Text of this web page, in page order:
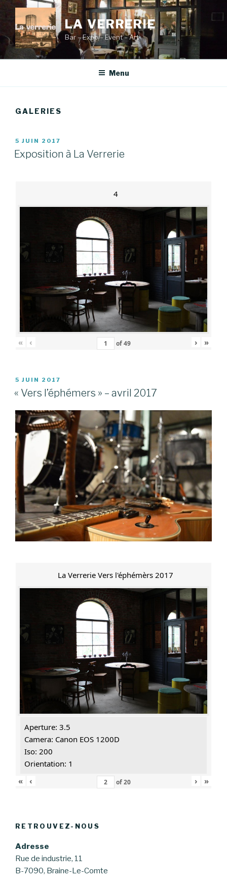
contenu
principal
LA VERRERIE
Bar – Expo – Event – Art
Menu
GALERIES
PUBLIÉ
LE
5 JUIN 2017
Exposition à La Verrerie
4
« ‹ of49 › »
PUBLIÉ
LE
5 JUIN 2017
« Vers l’éphémers » – avril 2017
La Verrerie Vers l'éphémèrs 2017
Aperture: 3.5
Camera: Canon EOS 1200D
Iso: 200
Orientation: 1
«
‹ of20 › »
RETROUVEZ-NOUS
Adresse
Rue de industrie, 11
B-7090, Braine-Le-Comte